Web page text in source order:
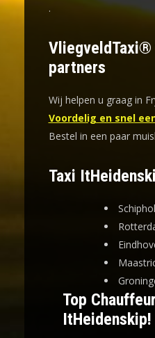
.
partners
Wij helpen u graag in
Voordelig en snel
Bestel in een paar
Taxi
Top
ItHeidenskip!